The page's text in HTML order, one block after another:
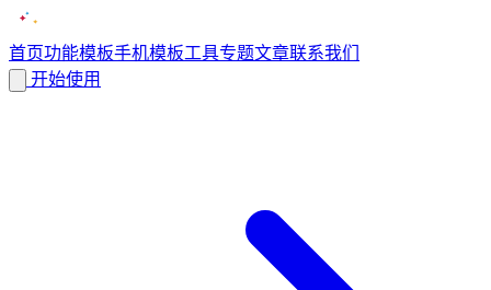
首页功能模板手机模板工具专题文章联系我们
开始使用